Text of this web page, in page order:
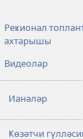
Реҝионал
ахтарышы
Видеолар
Ианәләр
Ҝөзәтчи